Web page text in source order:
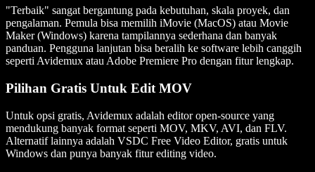
"Terbaik" sangat bergantung pada kebutuhan, skala proyek, dan
pengalaman. Pemula bisa memilih iMovie (MacOS) atau Movie
Maker (Windows) karena tampilannya sederhana dan banyak
panduan. Pengguna lanjutan bisa beralih ke software lebih canggih
seperti Avidemux atau Adobe Premiere Pro dengan fitur lengkap.
Pilihan Gratis Untuk Edit MOV
Untuk opsi gratis, Avidemux adalah editor open-source yang
mendukung banyak format seperti MOV, MKV, AVI, dan FLV.
Alternatif lainnya adalah VSDC Free Video Editor, gratis untuk
Windows dan punya banyak fitur editing video.